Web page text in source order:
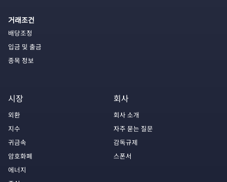
거래조건
배당조정
입금 및 출금
종목 정보
시장
외환
지수
귀금속
암호화폐
에너지
회사
회사 소개
자주 묻는 질문
감독규제
스폰서